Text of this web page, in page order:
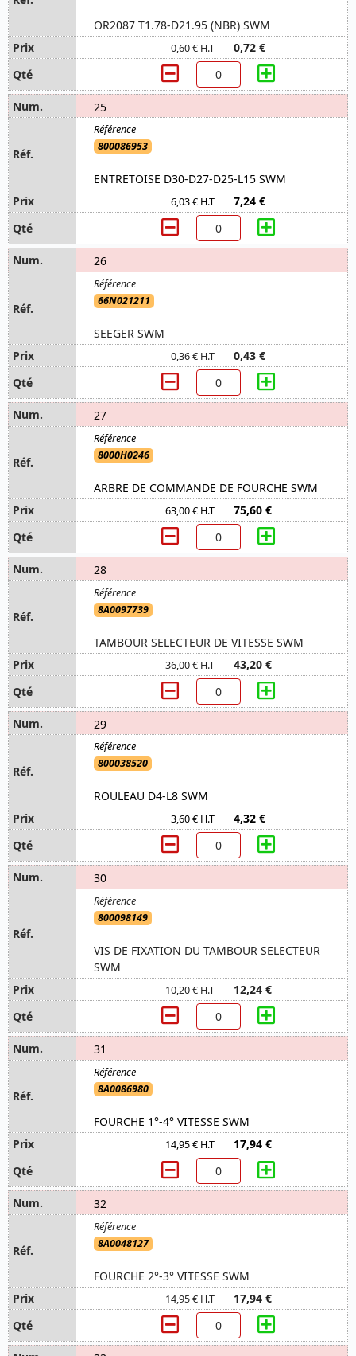
OR2087 T1.78-D21.95 (NBR) SWM
0,60 € H.T 0,72 €
25
800086953
ENTRETOISE D30-D27-D25-L15 SWM
6,03 € H.T 7,24 €
26
66N021211
SEEGER SWM
0,36 € H.T 0,43 €
27
8000H0246
ARBRE DE COMMANDE DE FOURCHE SWM
63,00 € H.T 75,60 €
28
8A0097739
TAMBOUR SELECTEUR DE VITESSE SWM
36,00 € H.T 43,20 €
29
800038520
ROULEAU D4-L8 SWM
3,60 € H.T 4,32 €
30
800098149
VIS DE FIXATION DU TAMBOUR SELECTEUR
SWM
10,20 € H.T 12,24 €
31
8A0086980
FOURCHE 1°-4° VITESSE SWM
14,95 € H.T 17,94 €
32
8A0048127
FOURCHE 2°-3° VITESSE SWM
14,95 € H.T 17,94 €